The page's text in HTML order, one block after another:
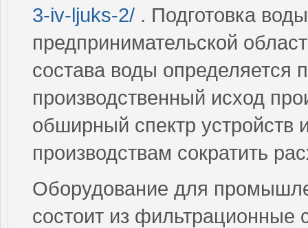
3-iv-ljuks-2/ . Подготовка
предпринимательской
состава воды определяется
производственный исход
обширный спектр устройств
производствам сократить
Оборудование для
состоит из фильтрационные